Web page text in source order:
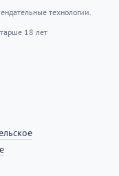
технологии.
18 лет